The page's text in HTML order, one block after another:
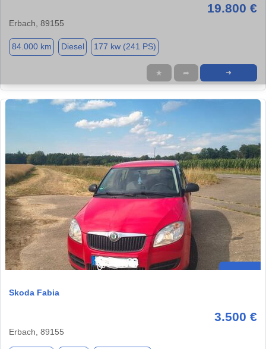
19.800 €
Erbach, 89155
84.000 km Diesel 177 kw (241 PS)
★ ➦ ➜
Skoda Fabia
3.500 €
Erbach, 89155